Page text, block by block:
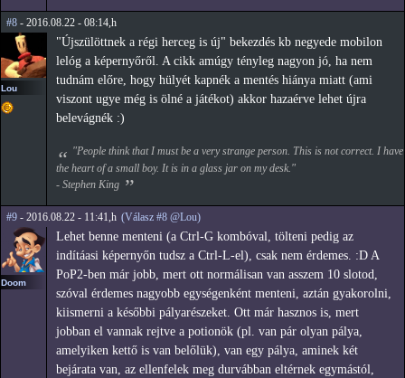
#8 - 2016.08.22 - 08:14,h
Lou
"Újszülöttnek a régi herceg is új" bekezdés kb negyede mobilon
lelóg a képernyőről. A cikk amúgy tényleg nagyon jó, ha nem
tudnám előre, hogy hülyét kapnék a mentés hiánya miatt (ami
viszont ugye még is ölné a játékot) akkor hazaérve lehet újra
belevágnék :)
"People think that I must be a very strange person. This is not correct. I have
the heart of a small boy. It is in a glass jar on my desk."
- Stephen King
#9 - 2016.08.22 - 11:41,h (Válasz #8 @Lou)
Doom
Lehet benne menteni (a Ctrl-G kombóval, tölteni pedig az
indítáasi képernyőn tudsz a Ctrl-L-el), csak nem érdemes. :D A
PoP2-ben már jobb, mert ott normálisan van asszem 10 slotod,
szóval érdemes nagyobb egységenként menteni, aztán gyakorolni,
kiismerni a későbbi pályarészeket. Ott már hasznos is, mert
jobban el vannak rejtve a potionök (pl. van pár olyan pálya,
amelyiken kettő is van belőlük), van egy pálya, aminek két
bejárata van, az ellenfelek meg durvábban eltérnek egymástól,